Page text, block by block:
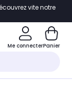
vite notre
Me connecterPanier